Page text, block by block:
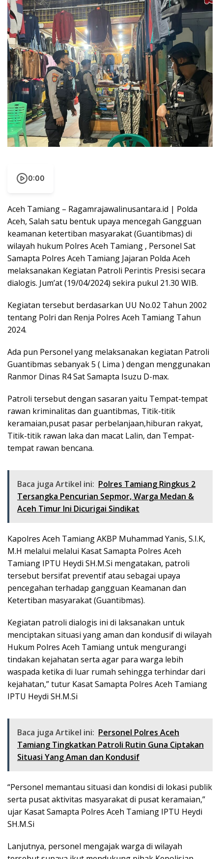
0:00
Aceh Tamiang – Ragamrajawalinusantara.id | Polda
Aceh, Salah satu bentuk upaya mencegah Gangguan
keamanan ketertiban masyarakat (Guantibmas) di
wilayah hukum Polres Aceh Tamiang , Personel Sat
Samapta Polres Aceh Tamiang Jajaran Polda Aceh
melaksanakan Kegiatan Patroli Perintis Presisi secara
dialogis. Jum’at (19/04/2024) sekira pukul 21.30 WIB.
Kegiatan tersebut berdasarkan UU No.02 Tahun 2002
tentang Polri dan Renja Polres Aceh Tamiang Tahun
2024.
Ada pun Personel yang melaksanakan kegiatan Patroli
Guantibmas sebanyak 5 ( Lima ) dengan menggunakan
Ranmor Dinas R4 Sat Samapta Isuzu D-max.
Patroli tersebut dengan sasaran yaitu Tempat-tempat
rawan kriminalitas dan guantibmas, Titik-titik
keramaian,pusat pasar perbelanjaan,hiburan rakyat,
Titik-titik rawan laka dan macat Lalin, dan Tempat-
tempat rawan bencana.
Baca juga Artikel ini: Polres Tamiang Ringkus 2
Tersangka Pencurian Sepmor, Warga Medan &
Aceh Timur Ini Dicurigai Sindikat
Kapolres Aceh Tamiang AKBP Muhammad Yanis, S.I.K,
M.H melalui melalui Kasat Samapta Polres Aceh
Tamiang IPTU Heydi SH.M.Si mengatakan, patroli
tersebut bersifat preventif atau sebagai upaya
pencegahan terhadap gangguan Keamanan dan
Ketertiban masyarakat (Guantibmas).
Kegiatan patroli dialogis ini di laksanakan untuk
menciptakan situasi yang aman dan kondusif di wilayah
Hukum Polres Aceh Tamiang untuk mengurangi
tindakan kejahatan serta agar para warga lebih
waspada ketika di luar rumah sehingga terhindar dari
kejahatan,” tutur Kasat Samapta Polres Aceh Tamiang
IPTU Heydi SH.M.Si
Baca juga Artikel ini: Personel Polres Aceh
Tamiang Tingkatkan Patroli Rutin Guna Ciptakan
Situasi Yang Aman dan Kondusif
“Personel memantau situasi dan kondisi di lokasi publik
serta pusat aktivitas masyarakat di pusat keramaian,”
ujar Kasat Samapta Polres Aceh Tamiang IPTU Heydi
SH.M.Si
Lanjutnya, personel mengajak warga di wilayah